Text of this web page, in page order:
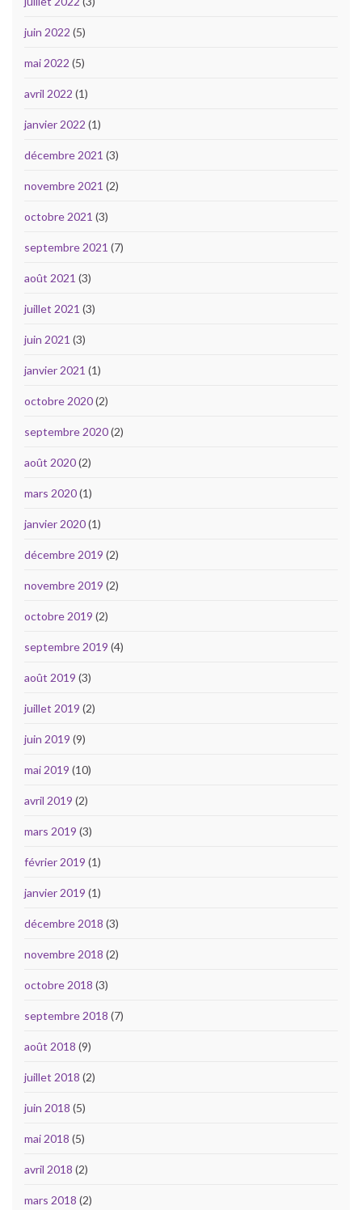
juin 2022 (5)
mai 2022 (5)
avril 2022 (1)
janvier 2022 (1)
décembre 2021 (3)
novembre 2021 (2)
octobre 2021 (3)
septembre 2021 (7)
août 2021 (3)
juillet 2021 (3)
juin 2021 (3)
janvier 2021 (1)
octobre 2020(2)
septembre 2020(2)
août 2020(2)
mars 2020(1)
janvier 2020(1)
décembre 2019 (2)
novembre 2019 (2)
octobre 2019 (2)
septembre 2019 (4)
août 2019 (3)
juillet 2019 (2)
juin 2019 (9)
mai 2019 (10)
avril 2019 (2)
mars 2019 (3)
février 2019 (1)
janvier 2019 (1)
décembre 2018 (3)
novembre 2018 (2)
octobre 2018 (3)
septembre 2018 (7)
août 2018 (9)
juillet 2018 (2)
juin 2018 (5)
mai 2018 (5)
avril 2018 (2)
mars 2018 (2)